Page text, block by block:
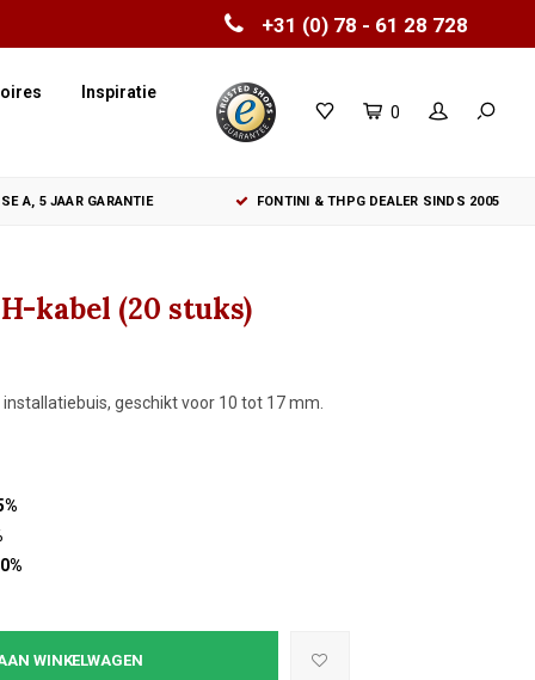
+31 (0) 78 - 61 28 728
Inspiratie
0
A, 5 JAAR GARANTIE FONTINI & THPG DEALER SINDS 2005
kabel (20 stuks)
geschikt voor 10 tot 17 mm.
WINKELWAGEN